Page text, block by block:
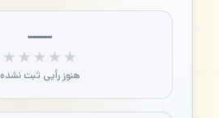
—
★★★★★
هنوز رأیی ثبت نشده